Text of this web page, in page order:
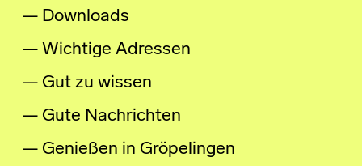
Downloads
Wichtige Adressen
Gut zu wissen
Gute Nachrichten
Genießen in Gröpelingen